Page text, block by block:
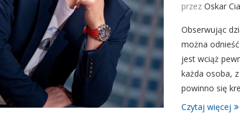
przez Oskar
Obserwując
można
jest wciąż
każda osoba,
powinno się
Czytaj więcej